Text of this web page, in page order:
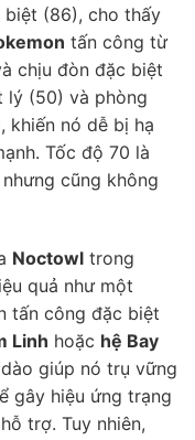
(86), cho thấy
tấn công từ
chịu đòn đặc biệt
lý (50) và phòng
khiến nó dễ bị hạ
Tốc độ 70 là
cũng không
Noctowl trong
quả như một
tấn công đặc biệt
Linh hoặc hệ Bay
giúp nó trụ vững
gây hiệu ứng trạng
trợ. Tuy nhiên,